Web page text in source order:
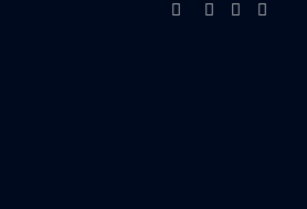
فيسبوك
تويتر يوتيوب